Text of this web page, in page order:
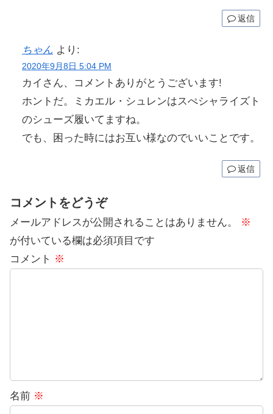
返信
ちゃん より:
2020年9月8日 5:04 PM
カイさん、コメントありがとうございます!
ホントだ。ミカエル・シュレンはスぺシャライズト
のシューズ履いてますね。
でも、困った時にはお互い様なのでいいことです。
返信
コメントをどうぞ
メールアドレスが公開されることはありません。
※
が付いている欄は必須項目です
コメント ※
名前 ※